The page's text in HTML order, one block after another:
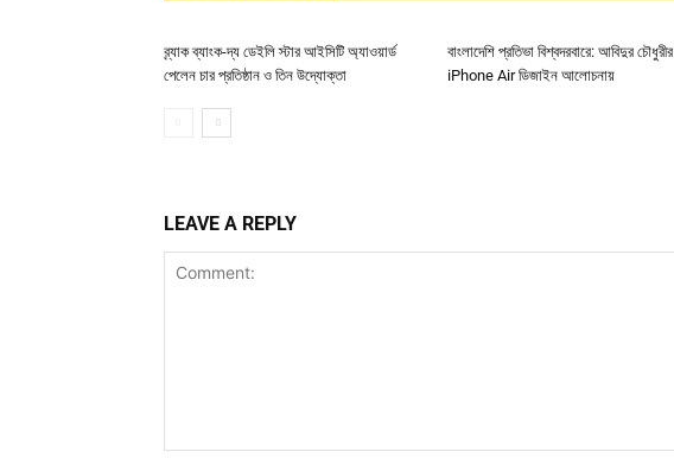
ব্র্যাক ব্যাংক-দ্য ডেইলি স্টার আইসিটি অ্যাওয়ার্ড
পেলেন চার প্রতিষ্ঠান ও তিন উদ্যোক্তা
বাংলাদেশি প্রতিভা বিশ্বদরবারে: আবিদুর চৌধুরীর
iPhone Air ডিজাইন আলোচনায়
LEAVE A REPLY